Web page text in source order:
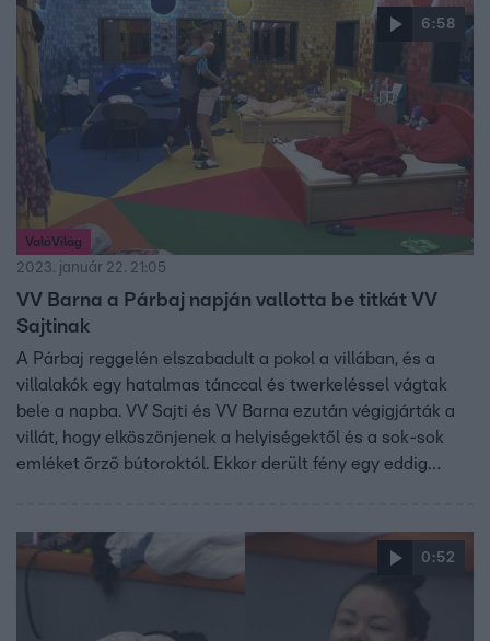
6:58
ValóVilág
2023. január 22. 21:05
VV Barna a Párbaj napján vallotta be titkát VV
Sajtinak
A Párbaj reggelén elszabadult a pokol a villában, és a
villalakók egy hatalmas tánccal és twerkeléssel vágtak
bele a napba. VV Sajti és VV Barna ezután végigjárták a
villát, hogy elköszönjenek a helyiségektől és a sok-sok
emléket őrző bútoroktól. Ekkor derült fény egy eddig
0:52